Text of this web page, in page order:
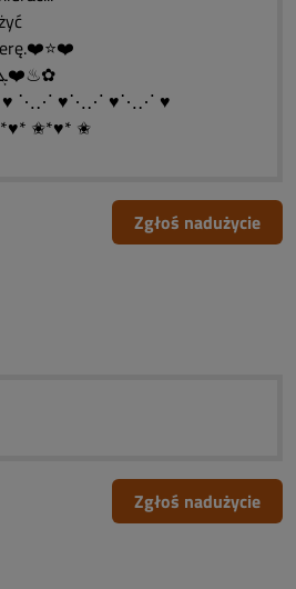
✿♨❤️ԑ̮̑♦̮̑ɜܓ♨❤️♨ ԑ̮̑♦̮̑ɜܓ❤️♨✿
⋱⋰ ♥⋱⋰ ♥⋱⋰ ♥
✬*♥* ✬
Zgłoś nadużycie
Zgłoś nadużycie